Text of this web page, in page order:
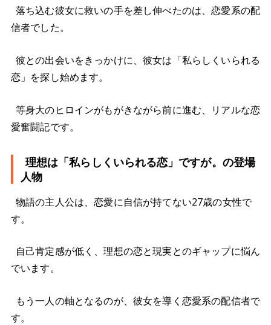
落ち込む彼女に救いの手を差し伸べたのは、恋愛系の配
信者でした。
彼との出会いをきっかけに、彼女は「私らしくいられる
恋」を探し始めます。
等身大のヒロインがもがきながら前に進む、リアルな恋
愛奮闘記です。
理想は「私らしくいられる恋」ですが。の登場
人物
物語の主人公は、恋愛に自信が持てない27歳の女性で
す。
自己肯定感が低く、理想の恋と現実とのギャップに悩ん
でいます。
もう一人の軸となるのが、彼女を導く恋愛系の配信者で
す。